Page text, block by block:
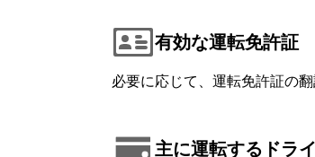
有効な運転免許証
必要に応じて、運転免許証の
主に運転するドラ